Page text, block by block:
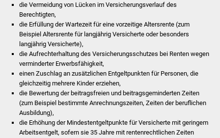
Projekte
Schulentwicklung Bizet
Sanierung Hallenbad
die Vermeidung von Lücken im Versicherungsverlauf des
Berechtigten,
die Erfüllung der Wartezeit für eine vorzeitige Altersrente (zum
Beispiel Altersrente für langjährig Versicherte oder besonders
langjährig Versicherte),
die Aufrechterhaltung des Versicherungsschutzes bei Renten wegen
verminderter Erwerbsfähigkeit,
einen Zuschlag an zusätzlichen Entgeltpunkten für Personen, die
gleichzeitig mehrere Kinder erziehen,
die Bewertung der beitragsfreien und beitragsgeminderten Zeiten
(zum Beispiel bestimmte Anrechnungszeiten, Zeiten der beruflichen
Ausbildung),
die Erhöhung der Mindestentgeltpunkte für Versicherte mit geringem
Arbeitsentgelt, sofern sie 35 Jahre mit rentenrechtlichen Zeiten